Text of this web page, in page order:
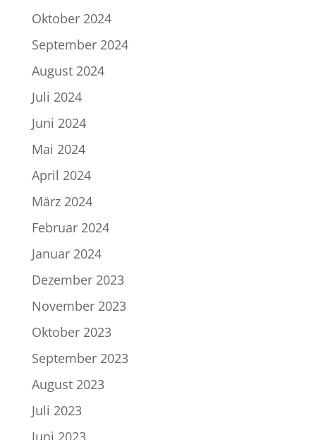
Oktober 2024
September 2024
August 2024
Juli 2024
Juni 2024
Mai 2024
April 2024
März 2024
Februar 2024
Januar 2024
Dezember 2023
November 2023
Oktober 2023
September 2023
August 2023
Juli 2023
Juni 2023